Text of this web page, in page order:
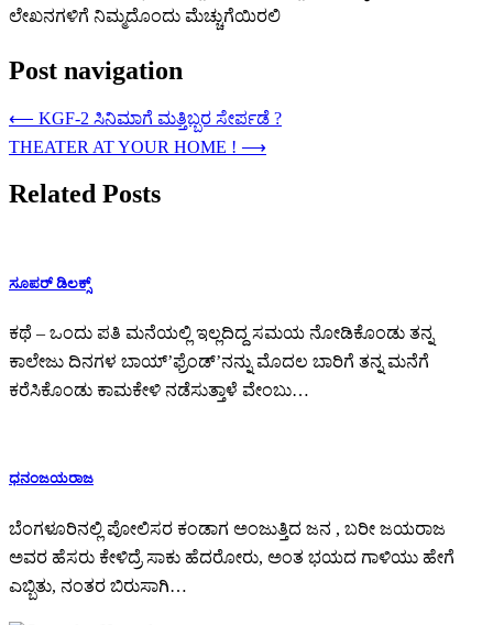
ಲೇಖನಗಳಿಗೆ ನಿಮ್ಮದೊಂದು ಮೆಚ್ಚುಗೆಯಿರಲಿ
Post navigation
⟵ KGF-2 ಸಿನಿಮಾಗೆ ಮತ್ತಿಬ್ಬರ ಸೇರ್ಪಡೆ ?
THEATER AT YOUR HOME ! ⟶
Related Posts
ಸೂಪರ್ ಡಿಲಕ್ಸ್
ಕಥೆ – ಒಂದು ಪತಿ ಮನೆಯಲ್ಲಿ ಇಲ್ಲದಿದ್ದ ಸಮಯ ನೋಡಿಕೊಂಡು ತನ್ನ
ಕಾಲೇಜು ದಿನಗಳ ಬಾಯ್’ಫ್ರೆಂಡ್’ನನ್ನು ಮೊದಲ ಬಾರಿಗೆ ತನ್ನ ಮನೆಗೆ
ಕರೆಸಿಕೊಂಡು ಕಾಮಕೇಳಿ ನಡೆಸುತ್ತಾಳೆ ವೇಂಬು…
ಧನಂಜಯರಾಜ
ಬೆಂಗಳೂರಿನಲ್ಲಿ ಪೋಲಿಸರ ಕಂಡಾಗ ಅಂಜುತ್ತಿದ ಜನ , ಬರೀ ಜಯರಾಜ
ಅವರ ಹೆಸರು ಕೇಳಿದ್ರೆ ಸಾಕು ಹೆದರೋರು, ಅಂತ ಭಯದ ಗಾಳಿಯು ಹೇಗೆ
ಎಬ್ಬಿತು, ನಂತರ ಬಿರುಸಾಗಿ…